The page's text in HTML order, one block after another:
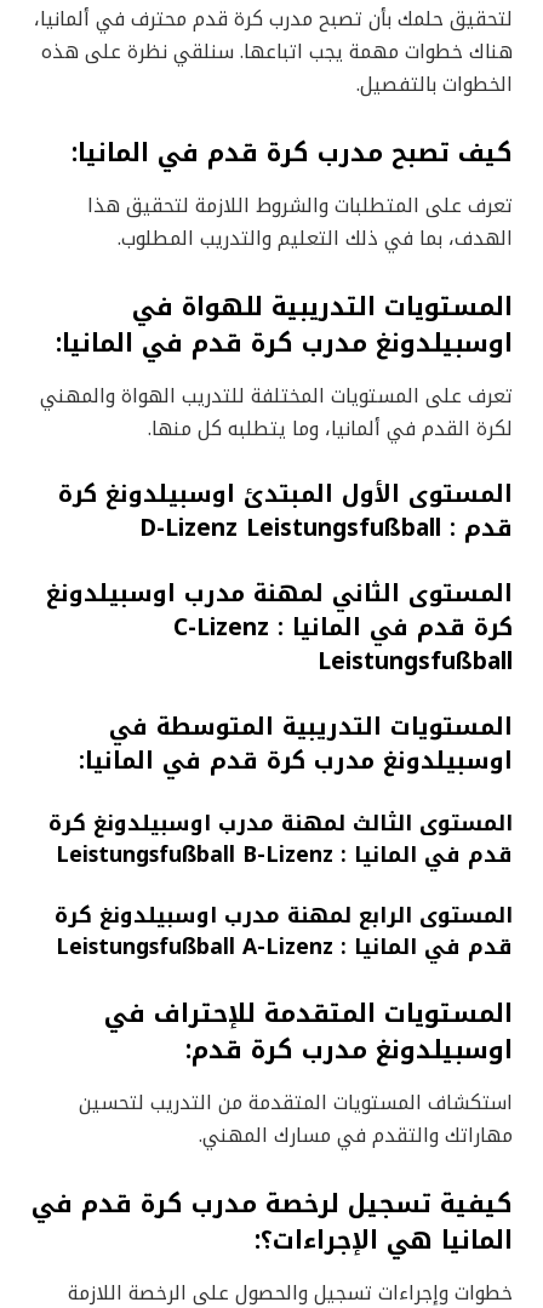
لتحقيق حلمك بأن تصبح مدرب كرة قدم محترف في ألمانيا،
هناك خطوات مهمة يجب اتباعها. سنلقي نظرة على هذه
الخطوات بالتفصيل.
كيف تصبح مدرب كرة قدم في المانيا:
تعرف على المتطلبات والشروط اللازمة لتحقيق هذا
الهدف، بما في ذلك التعليم والتدريب المطلوب.
المستويات التدريبية للهواة في
اوسبيلدونغ مدرب كرة قدم في المانيا:
تعرف على المستويات المختلفة للتدريب الهواة والمهني
لكرة القدم في ألمانيا، وما يتطلبه كل منها.
المستوى الأول المبتدئ اوسبيلدونغ كرة
قدم : D-Lizenz Leistungsfußball
المستوى الثاني لمهنة مدرب اوسبيلدونغ
كرة قدم في المانيا : C-Lizenz
Leistungsfußball
المستويات التدريبية المتوسطة في
اوسبيلدونغ مدرب كرة قدم في المانيا:
المستوى الثالث لمهنة مدرب اوسبيلدونغ كرة
قدم في المانيا : Leistungsfußball B-Lizenz
المستوى الرابع لمهنة مدرب اوسبيلدونغ كرة
قدم في المانيا : Leistungsfußball A-Lizenz
المستويات المتقدمة للإحتراف في
اوسبيلدونغ مدرب كرة قدم:
استكشاف المستويات المتقدمة من التدريب لتحسين
مهاراتك والتقدم في مسارك المهني.
كيفية تسجيل لرخصة مدرب كرة قدم في
المانيا هي الإجراءات؟:
خطوات وإجراءات تسجيل والحصول على الرخصة اللازمة